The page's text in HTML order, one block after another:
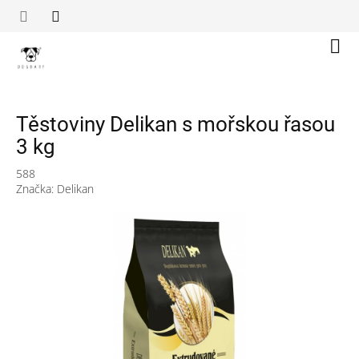
Těstoviny Delikan s mořskou řasou
3 kg
588
Značka: Delikan